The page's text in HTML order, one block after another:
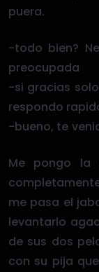
puera.
-todo bien?
preocupada
-si gracias
respondo
-bueno, te
Me pongo
me pasa el
levantarlo
de sus dos
con su pija